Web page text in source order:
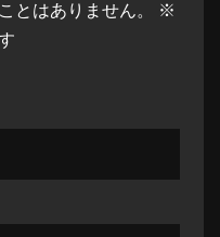
とはありません。
※